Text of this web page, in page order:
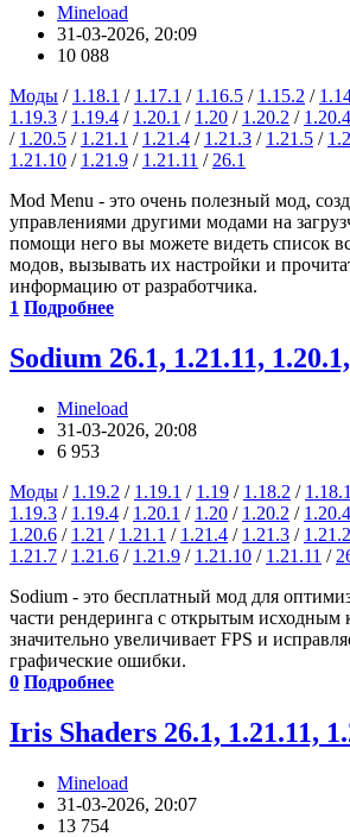
Mineload
31-03-2026, 20:09
10 088
Моды / 1.18.1 / 1.17.1 / 1.16.5 / 1.15.2 /
1.19.3 / 1.19.4 / 1.20.1 / 1.20 / 1.20.2 / 1.20.4
/ 1.20.5 / 1.21.1 / 1.21.4 / 1.21.3 / 1.21.5 /
1.21.10 / 1.21.9 / 1.21.11 / 26.1
Mod Menu - это очень полезный мод,
управлениями другими модами на
помощи него вы можете видеть список
модов, вызывать их настройки и
информацию от разработчика.
1 Подробнее
Sodium 26.1, 1.21.11,
Mineload
31-03-2026, 20:08
6 953
Моды / 1.19.2 / 1.19.1 / 1.19 / 1.18.2 / 1.18.1
1.19.3 / 1.19.4 / 1.20.1 / 1.20 / 1.20.2 / 1.20.4
1.20.6 / 1.21 / 1.21.1 / 1.21.4 / 1.21.3 / 1.21.2
1.21.7 / 1.21.6 / 1.21.9 / 1.21.10 / 1.21.11 /
Sodium - это бесплатный мод для
части рендеринга с открытым исходным
значительно увеличивает FPS и
графические ошибки.
0 Подробнее
Iris Shaders 26.1, 1.21.11,
Mineload
31-03-2026, 20:07
13 754